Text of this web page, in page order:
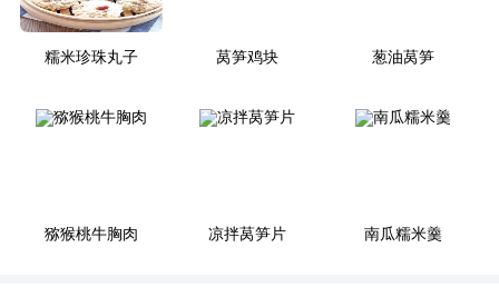
糯米珍珠丸子 莴笋鸡块 葱油莴笋
猕猴桃牛胸肉 凉拌莴笋片 南瓜糯米羹